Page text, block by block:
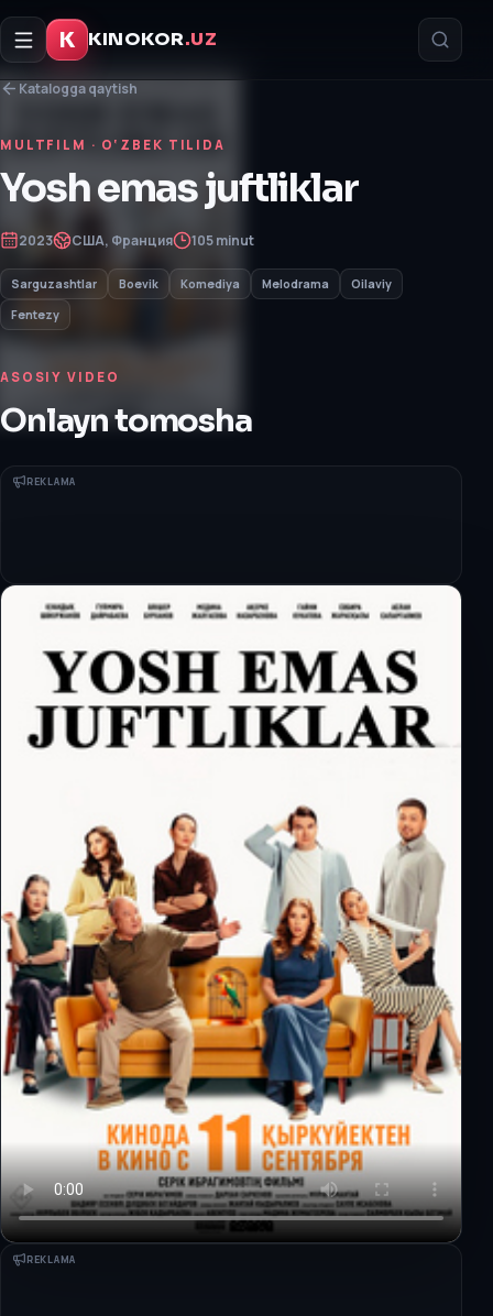
K KINOKOR.UZ
Katalogga qaytish
MULTFILM · O‘ZBEK TILIDA
Yosh emas juftliklar
2023 США, Франция 105 minut
Sarguzashtlar Boevik Komediya Melodrama
Oilaviy
Fentezy
ASOSIY VIDEO
Onlayn tomosha
REKLAMA
REKLAMA